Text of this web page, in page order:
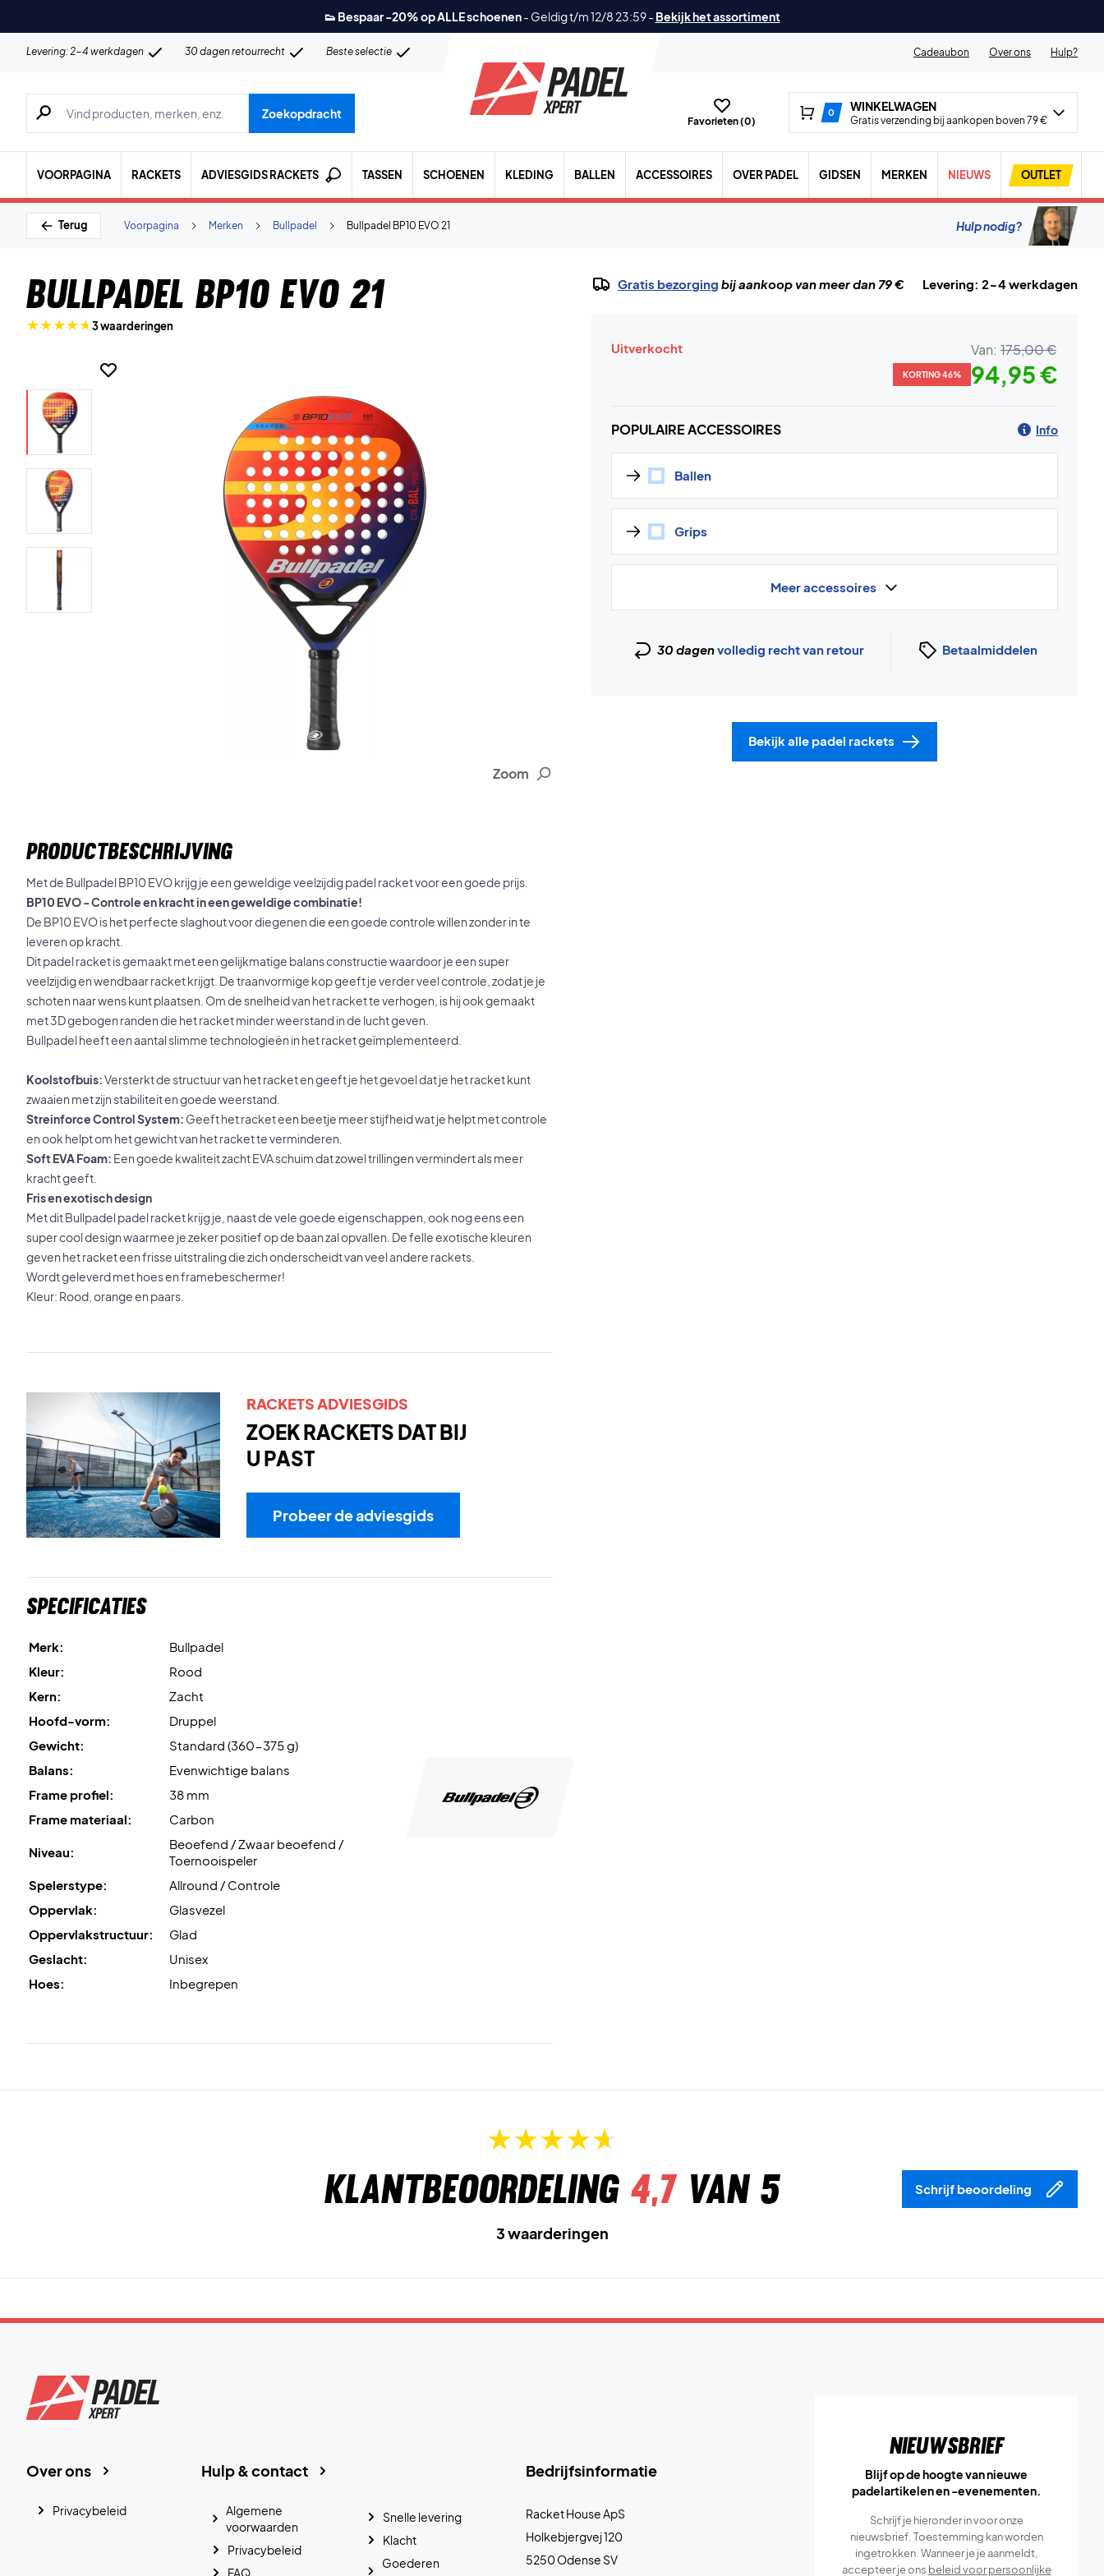
👟 Bespaar -20% op ALLE schoenen- Geldig t/m 12/8 23:59- Bekijk het assortiment
Levering: 2-4 werkdagen 30 dagen retourrecht Beste selectie Cadeaubon Over ons Hulp?
Zoeken naar producten, merken etc.
Zoekopdracht
Favorieten (0)
0 WINKELWAGEN
Gratis verzending bij aankopen boven 79 €
VOORPAGINA RACKETS ADVIESGIDS RACKETS TASSEN SCHOENEN KLEDING BALLEN ACCESSOIRES OVER PADEL GIDSEN MERKEN NIEUWS OUTLET
Terug Bullpadel BP10 EVO 21
Bullpadel
Merken
Voorpagina Hulp nodig?
Bullpadel BP10 EVO 21
3 waarderingen
Zoom
PRODUCTBESCHRIJVING
Met de Bullpadel BP10 EVO krijg je een geweldige veelzijdig padel racket voor een goede prijs.
BP10 EVO - Controle en kracht in een geweldige combinatie!
De BP10 EVO is het perfecte slaghout voor diegenen die een goede controle willen zonder in te
leveren op kracht.
Dit padel racket is gemaakt met een gelijkmatige balans constructie waardoor je een super
veelzijdig en wendbaar racket krijgt. De traanvormige kop geeft je verder veel controle, zodat je je
schoten naar wens kunt plaatsen. Om de snelheid van het racket te verhogen, is hij ook gemaakt
met 3D gebogen randen die het racket minder weerstand in de lucht geven.
Bullpadel heeft een aantal slimme technologieën in het racket geïmplementeerd.
Koolstofbuis:Versterkt de structuur van het racket en geeft je het gevoel dat je het racket kunt
zwaaien met zijn stabiliteit en goede weerstand.
Streinforce Control System: Geeft het racket een beetje meer stijfheid wat je helpt met controle
en ook helpt om het gewicht van het racket te verminderen.
Soft EVA Foam: Een goede kwaliteit zacht EVA schuim dat zowel trillingen vermindert als meer
kracht geeft.
Fris en exotisch design
Met dit Bullpadel padel racket krijg je, naast de vele goede eigenschappen, ook nog eens een
super cool design waarmee je zeker positief op de baan zal opvallen. De felle exotische kleuren
geven het racket een frisse uitstraling die zich onderscheidt van veel andere rackets.
Wordt geleverd met hoes en framebeschermer!
Kleur: Rood, orange en paars.
RACKETS ADVIESGIDS
ZOEK RACKETS DAT BIJ
U PAST
Probeer de adviesgids
Specificaties
Merk:
Bullpadel
Kleur:
Rood
Kern:
Zacht
Hoofd-vorm:
Druppel
Gewicht:
Standard (360-375 g)
Balans:
Evenwichtige balans
Frame profiel:
38 mm
Frame materiaal:
Carbon
Niveau:
Beoefend / Zwaar beoefend /
Toernooispeler
Spelerstype:
Allround / Controle
Oppervlak:
Glasvezel
Oppervlakstructuur:
Glad
Geslacht:
Unisex
Hoes:
Inbegrepen
Gratis bezorging bij aankoop van meer dan 79 € Levering: 2-4 werkdagen
Uitverkocht Van: 175,00 €
KORTING 46% 94,95 €
POPULAIRE ACCESSOIRES Info
Ballen
Grips
Meer accessoires
30 dagenvolledig recht van retour Betaalmiddelen
Bekijk alle padel rackets
Klantbeoordeling 4,7van 5 Schrijf beoordeling
3 waarderingen
Bedrijfsinformatie
Racket House ApS
Holkebjergvej 120
5250 Odense SV
Hulp & contact
Algemene
voorwaarden
Privacybeleid
FAQ
Snelle levering
Klacht
Goederen
Over ons
Privacybeleid
Nieuwsbrief
Blijf op de hoogte van nieuwe
padelartikelen en -evenementen.
Schrijf je hieronder in voor onze
nieuwsbrief. Toestemming kan worden
ingetrokken. Wanneer je je aanmeldt,
accepteer je ons beleid voor persoonlijke